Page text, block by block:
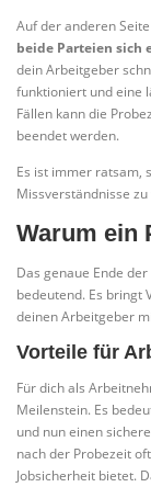
Auf der anderen
beide Parteien sich
dein Arbeitgeber
funktioniert und eine
Fällen kann die
beendet werden.
Es ist immer ratsam,
Missverständnisse
Warum ein
Das genaue Ende
bedeutend. Es bringt
deinen Arbeitgeber
Vorteile für
Für dich als
Meilenstein. Es
und nun einen
nach der Probezeit
Jobsicherheit bietet.